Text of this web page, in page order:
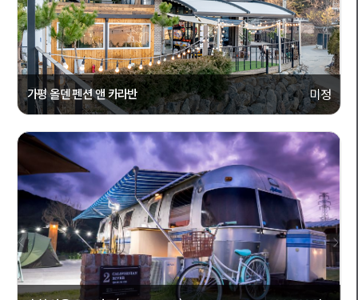
가평 올덴 펜션 앤 카라반 미정
[경기도, 가평군]
캠핑캐라반
0
상세보기